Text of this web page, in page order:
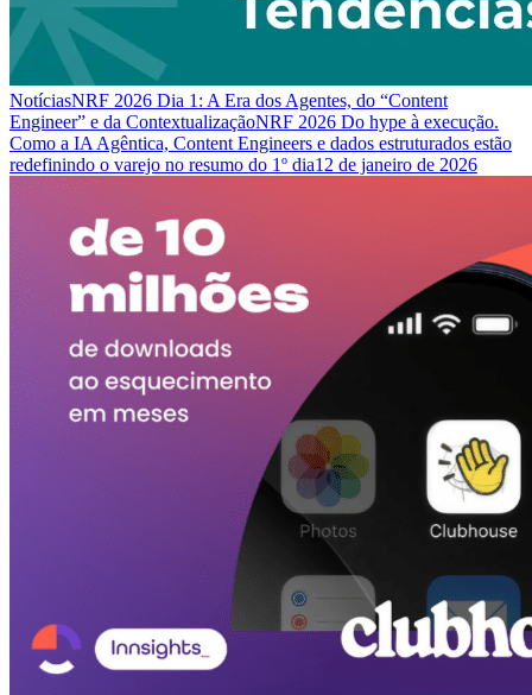
NotíciasNRF 2026 Dia 1: A Era dos Agentes, do “Content
Engineer” e da ContextualizaçãoNRF 2026 Do hype à execução.
Como a IA Agêntica, Content Engineers e dados estruturados estão
redefinindo o varejo no resumo do 1º dia12 de janeiro de 2026